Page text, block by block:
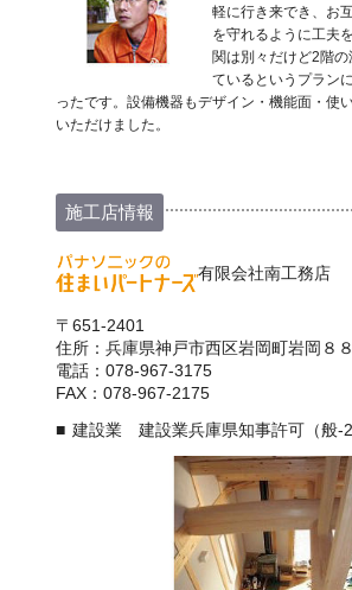
軽に行き来でき、お
を守れるように工夫
関は別々だけど2階
ているというプラン
ったです。設備機器もデザイン・機能面・使
いただけました。
施工店情報
有限会社南工務店
〒651-2401
住所：兵庫県神戸市西区岩岡町岩岡８
電話：078-967-3175
FAX：078-967-2175
建設業 建設業兵庫県知事許可（般-